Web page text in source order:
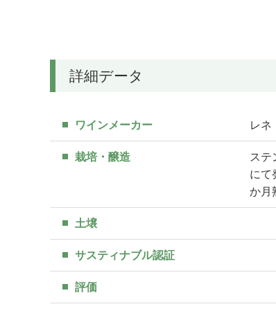
詳細データ
ワインメーカー レネ
栽培・醸造
ステ
にて
か月
土壌
サスティナブル認証
評価